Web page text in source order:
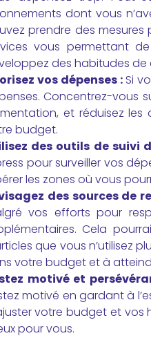
dont vous
prendre des mesures
vous permettant
des habitudes
vos dépenses :Si
Concentrez-vous
et réduisez
budget.
des outils de suivi
pour surveiller vos
les zones où vous
des sources de
vos efforts pour
Cela
que vous n’utilisez
votre budget et à
motivé et
motivé en gardant à
votre budget et vos
pour vous.